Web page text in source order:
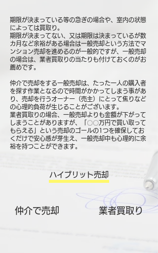
期限が決まっている等の急ぎの場合や、室内の状態
によっては買取り。
期限が決まってない、又は期限は決まっているが数
カ月など余裕がある場合は一般売却という方法でマ
ンション売却を進めるのが一般的ですが、一般売却
の場合は、業者買取りの当たりも付けておくのがお
薦めです。
仲介で売却をする一般売却は、たった一人の購入者
を探す作業となるので時間がかかってしまう事があ
り、売却を行うオーナー（売主）にとって焦りなど
の心理的負荷が生じることがございます。
業者買取りの場合、一般売却よりも金額が下がって
しまうことがありますが、「〇〇万円で買い取って
もらえる」という売却のゴールの1つを確保してお
くだけで安心感が芽生え、一般売却中も心理的に余
裕を持つことができます。
ハイブリット売却
仲介で売却 ​業者買取り